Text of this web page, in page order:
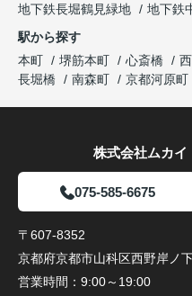
地下鉄長堀鶴見緑地
地下鉄
駅から探す
本町
堺筋本町 心斎橋
長堀橋
南森町 京都河原町
株式会社ムカ
075-585-6675
〒607-8352
京都府京都市山科区西野岸ノ
営業時間： 9:00～19:00